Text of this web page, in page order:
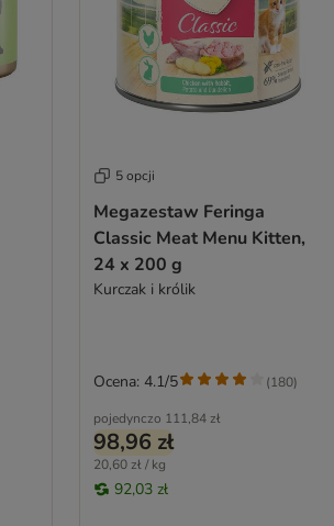
5 opcji
Megazestaw Feringa
Classic Meat Menu Kitten,
24 x 200 g
Kurczak i królik
pojedynczo 111,84 zł
98,96 zł
20,60 zł / kg
92,03 zł
Ocena: 4.1/5 (180)